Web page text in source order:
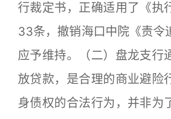
行裁定书，正确适用了《执
33条，撤销海口中院《责令
应予维持。（二）盘龙支行
放贷款，是合理的商业避险
身债权的合法行为，并非为